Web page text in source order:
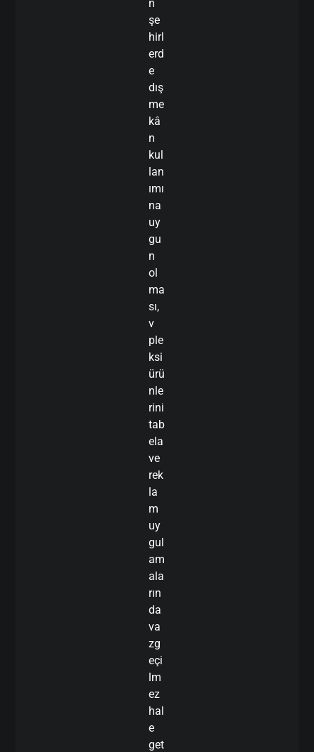
n
şe
hirl
erd
e
dış
me
kâ
n
kul
lan
ımı
na
uy
gu
n
ol
ma
sı,
v
ple
ksi
ürü
nle
rini
tab
ela
ve
rek
la
m
uy
gul
am
ala
rın
da
va
zg
eçi
lm
ez
hal
e
get